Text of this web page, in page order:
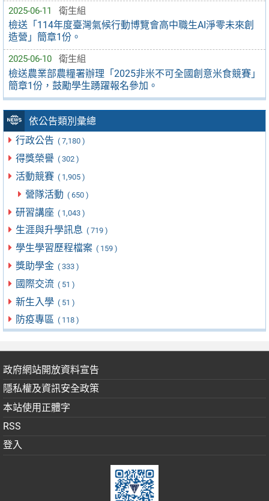
2025-06-11 衛生組
檢送「114年度臺灣氣候行動博覽會高中職生AI淨零未來創
造營」簡章1份。
2025-06-10 衛生組
檢送農業部農糧署辦理「2025非米不可全國創意米食競賽」
簡章1份，鼓勵學生踴躍報名參加。
依公告類別彙總
行政公告 ( 7,180 )
得獎榮譽 ( 302 )
活動競賽 ( 1,905 )
營隊活動 ( 650 )
研習講座 ( 1,043 )
生涯與升學訊息 ( 719 )
學生學習歷程檔案 ( 159 )
獎助學金 ( 333 )
國際交流 ( 51 )
新生入學 ( 51 )
防疫專區 ( 118 )
政府網站開放資料宣告
隱私權及資訊安全政策
本站使用正體字
RSS
登入